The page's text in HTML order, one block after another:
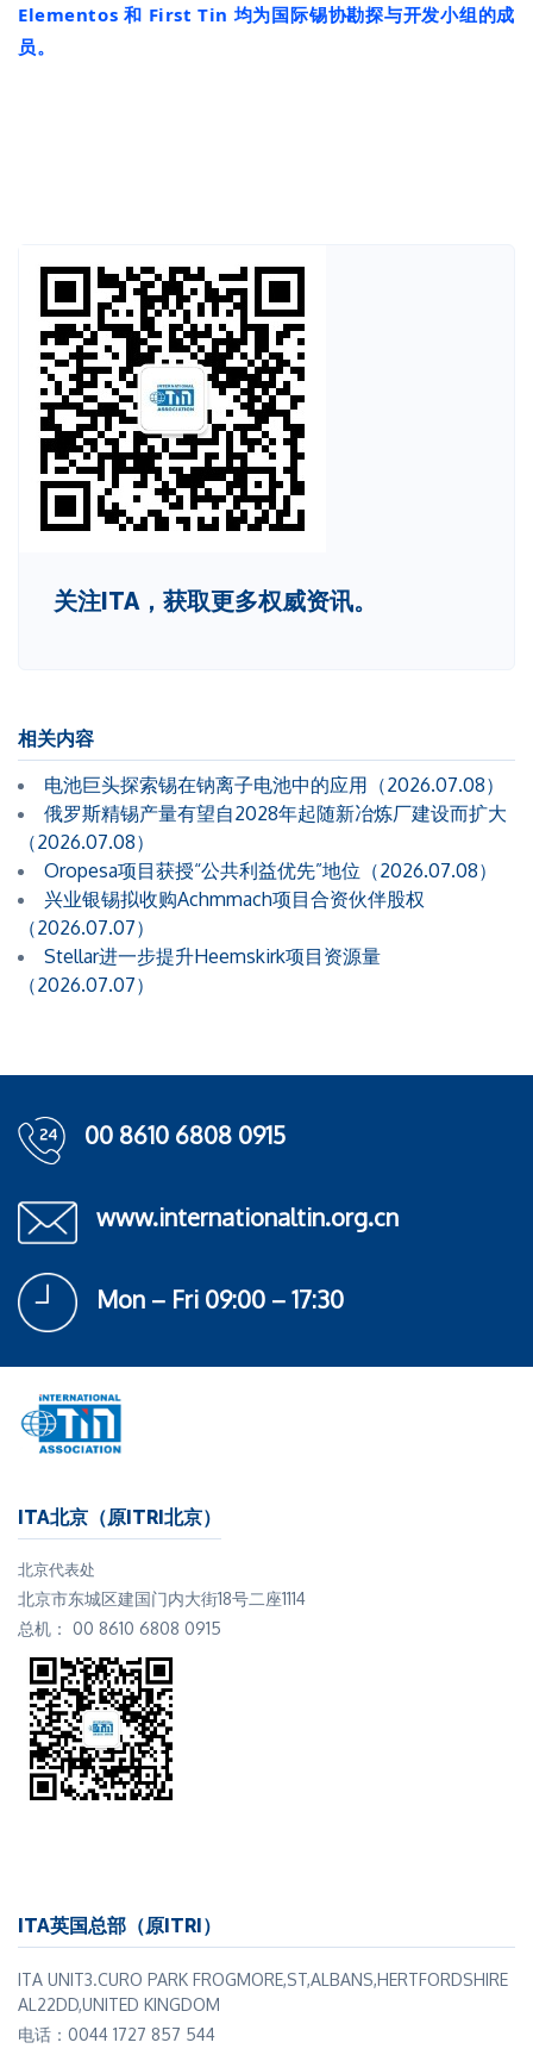
Elementos 和 First Tin均为国际锡协勘探与开发小组的成
员。
关注ITA，获取更多权威资讯。
相关内容
电池巨头探索锡在钠离子电池中的应用（2026.07.08）
俄罗斯精锡产量有望自2028年起随新冶炼厂建设而扩大
（2026.07.08）
Oropesa项目获授“公共利益优先”地位（2026.07.08）
兴业银锡拟收购Achmmach项目合资伙伴股权
（2026.07.07）
Stellar进一步提升Heemskirk项目资源量
（2026.07.07）
00 8610 6808 0915
www.internationaltin.org.cn
Mon – Fri 09:00 – 17:30
ITA北京（原ITRI北京）
北京代表处
北京市东城区建国门内大街18号二座1114
总机： 00 8610 6808 0915
ITA英国总部（原ITRI）
ITA UNIT3.CURO PARK FROGMORE,ST,ALBANS,HERTFORDSHIRE
AL22DD,UNITED KINGDOM
电话：0044 1727 857 544